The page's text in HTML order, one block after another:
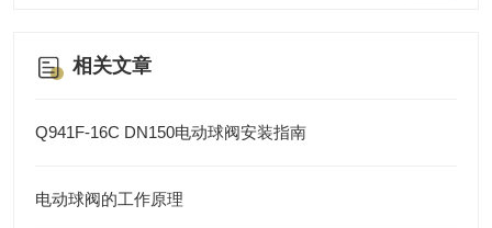
相关文章
Q941F-16C DN150电动球阀安装指南
电动球阀的工作原理